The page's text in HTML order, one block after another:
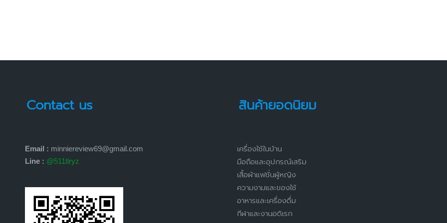
Contact us
Email : minniereview69@gmail.com
Line : @511tlryz
สินค้ายอดนิยม
เครื่องใช้ในบ้าน
มือถือและอุปกรณ์เสริม
เสื้อผ้าแฟชั่นผู้หญิง
ความงามและของใช้
อาหารและเครื่องดื่ม
กีฬาและงานอดิเรก